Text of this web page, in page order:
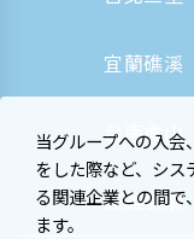
宜蘭礁溪
台南虎山
高雄駅前
当グループへの入
をした際など、シ
る関連企業との間
ます。